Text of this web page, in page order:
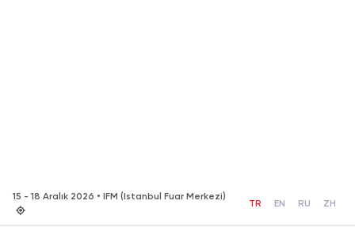
15 - 18 Aralık 2026 • IFM (Istanbul Fuar Merkezi)
TR EN RU ZH